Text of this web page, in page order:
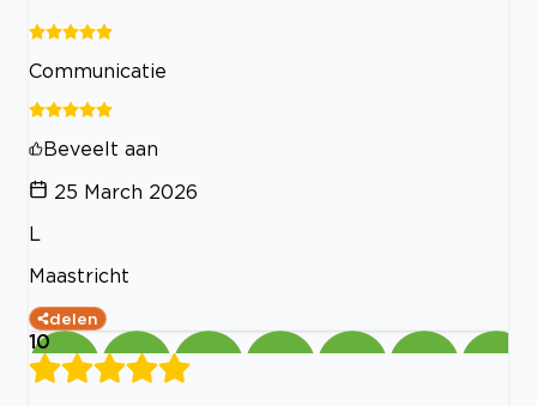
Communicatie
Beveelt aan
25 March 2026
L
Maastricht
delen
10